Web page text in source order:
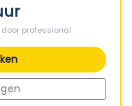
door professional